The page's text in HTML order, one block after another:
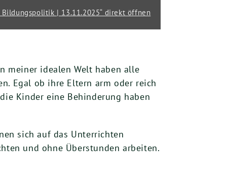
| 13.11.2025“ direkt öffnen
meiner idealen Welt haben alle
Egal ob ihre Eltern arm oder reich
Kinder eine Behinderung haben
sich auf das Unterrichten
und ohne Überstunden arbeiten.